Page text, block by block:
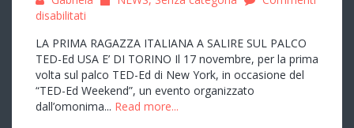
disabilitati
spicca
il
volo
con
il
LA PRIMA RAGAZZA ITALIANA A SALIRE SUL PALCO
TED-Ed USA E’ DI TORINO Il 17 novembre, per la prima
volta sul palco TED-Ed di New York, in occasione del
“TED-Ed Weekend”, un evento organizzato
dall’omonima... Read more...